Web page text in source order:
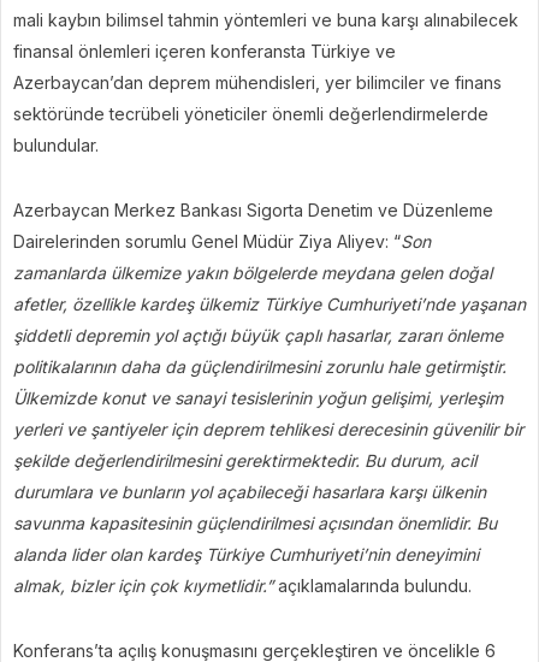
mali kaybın bilimsel tahmin yöntemleri ve buna karşı alınabilecek
finansal önlemleri içeren konferansta Türkiye ve
Azerbaycan’dan deprem mühendisleri, yer bilimciler ve finans
sektöründe tecrübeli yöneticiler önemli değerlendirmelerde
bulundular.
Azerbaycan Merkez Bankası Sigorta Denetim ve Düzenleme
Dairelerinden sorumlu Genel Müdür Ziya Aliyev: “Son
zamanlarda ülkemize yakın bölgelerde meydana gelen doğal
afetler, özellikle kardeş ülkemiz Türkiye Cumhuriyeti’nde yaşanan
şiddetli depremin yol açtığı büyük çaplı hasarlar, zararı önleme
politikalarının daha da güçlendirilmesini zorunlu hale getirmiştir.
Ülkemizde konut ve sanayi tesislerinin yoğun gelişimi, yerleşim
yerleri ve şantiyeler için deprem tehlikesi derecesinin güvenilir bir
şekilde değerlendirilmesini gerektirmektedir. Bu durum, acil
durumlara ve bunların yol açabileceği hasarlara karşı ülkenin
savunma kapasitesinin güçlendirilmesi açısından önemlidir. Bu
alanda lider olan kardeş Türkiye Cumhuriyeti’nin deneyimini
almak, bizler için çok kıymetlidir.”açıklamalarında bulundu.
Konferans’ta açılış konuşmasını gerçekleştiren ve öncelikle 6